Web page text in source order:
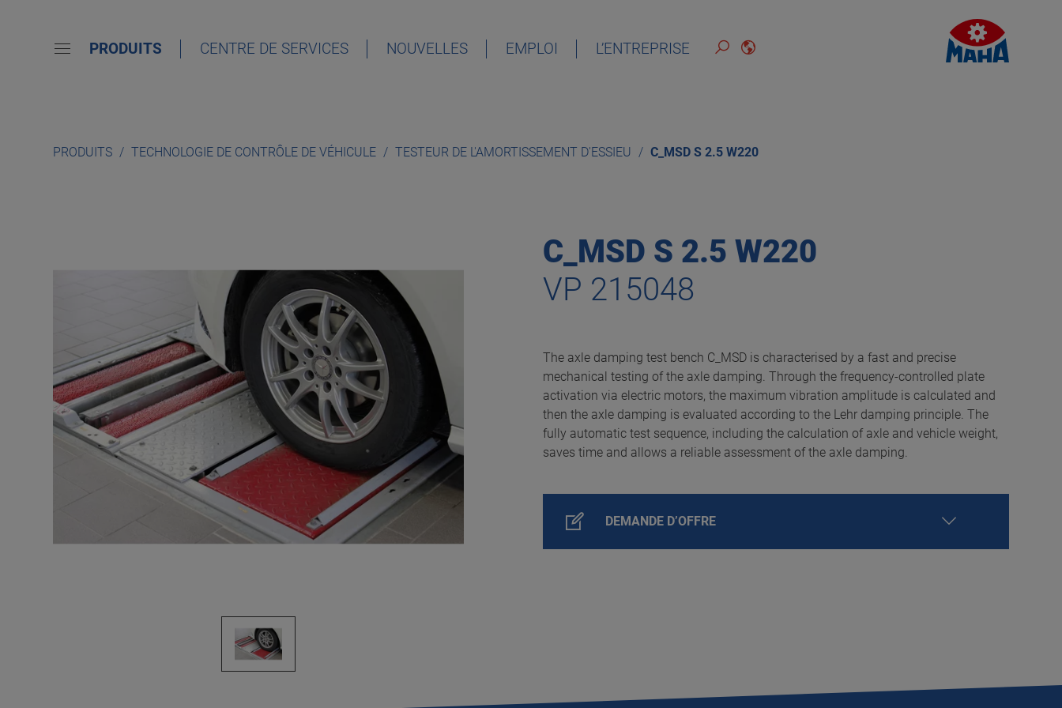
PRODUITS CENTRE DE SERVICES NOUVELLES EMPLOI L’ENTREPRISE
PRODUITS TECHNOLOGIE DE CONTRÔLE DE VÉHICULE TESTEUR DE L'AMORTISSEMENT D'ESSIEU C_MSD S 2.5 W220
C_MSD S 2.5 W220
VP 215048
The axle damping test bench C_MSD is characterised by a fast and precise
mechanical testing of the axle damping. Through the frequency-controlled plate
activation via electric motors, the maximum vibration amplitude is calculated and
then the axle damping is evaluated according to the Lehr damping principle. The
fully automatic test sequence, including the calculation of axle and vehicle weight,
saves time and allows a reliable assessment of the axle damping.
DEMANDE D’OFFRE